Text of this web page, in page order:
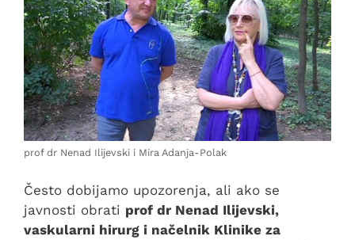
prof dr Nenad Ilijevski i Mira Adanja-Polak
Često dobijamo upozorenja, ali ako se
javnosti obrati prof dr Nenad Ilijevski,
vaskularni hirurg i načelnik Klinike za